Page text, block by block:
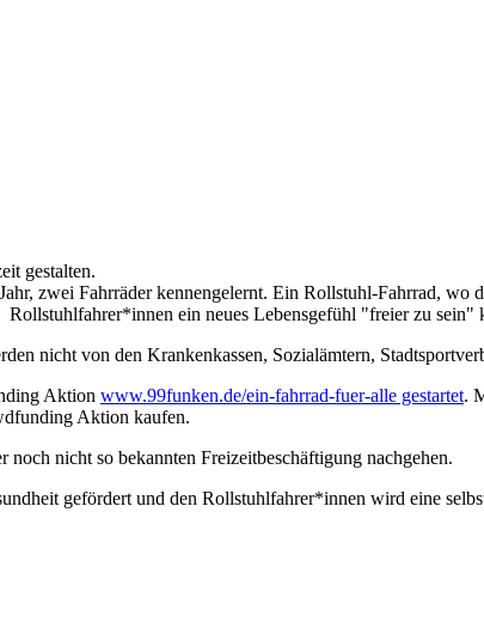
gestalten.
zwei Fahrräder kennengelernt. Ein Rollstuhl-Fahrrad,
ein neues Lebensgefühl "freier zu sein"
nicht von den Krankenkassen, Sozialämtern,
Aktion www.99funken.de/ein-fahrrad-fuer-alle gestartet.
Aktion kaufen.
nicht so bekannten Freizeitbeschäftigung nachgehen.
gefördert und den Rollstuhlfahrer*innen wird eine